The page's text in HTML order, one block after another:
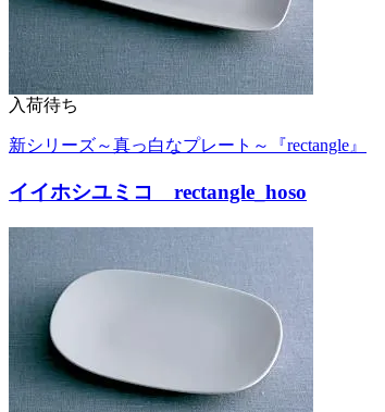
入荷待ち
新シリーズ～真っ白なプレート～『rectangle』
イイホシユミコ rectangle_hoso